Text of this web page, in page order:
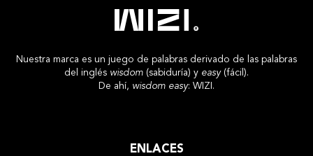
Nuestra marca es un juego de palabras derivado de las palabras
del inglés wisdom (sabiduría) y easy(fácil).
De ahí, wisdom easy: WIZI.
ENLACES